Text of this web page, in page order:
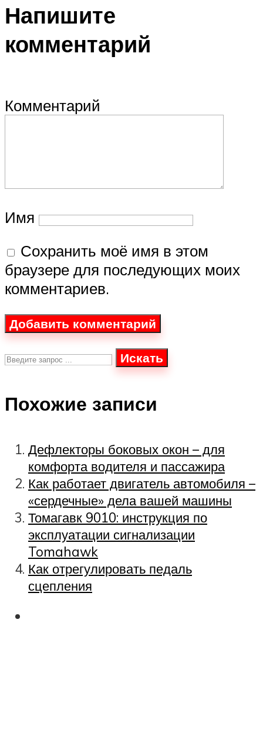
Напишите
комментарий
Комментарий
Имя
Сохранить моё имя в этом
браузере для последующих моих
комментариев.
Искать
Похожие записи
Дефлекторы боковых окон – для
комфорта водителя и пассажира
Как работает двигатель автомобиля –
«сердечные» дела вашей машины
Томагавк 9010: инструкция по
эксплуатации сигнализации
Tomahawk
Как отрегулировать педаль
сцепления